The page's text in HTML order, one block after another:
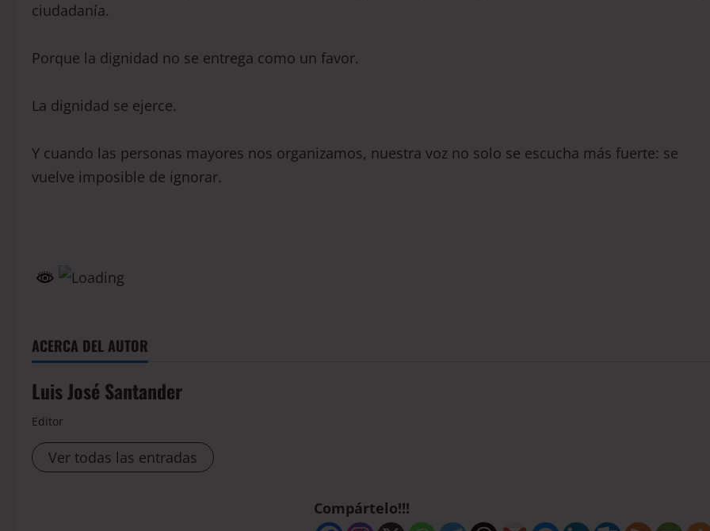
ciudadanía.
Porque la dignidad no se entrega como un favor.
La dignidad se ejerce.
Y cuando las personas mayores nos organizamos, nuestra voz no solo se escucha más fuerte: se
vuelve imposible de ignorar.
ACERCA DEL AUTOR
Luis José Santander
Editor
Ver todas las entradas
Compártelo!!!